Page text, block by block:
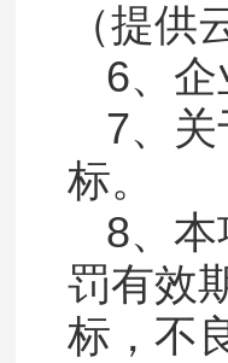
（提供
6、
7、
标。
8、
罚有效
标，不